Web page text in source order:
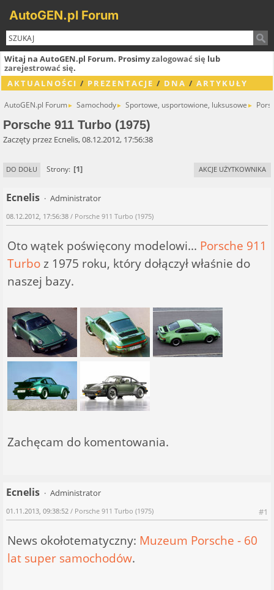
AutoGEN.pl Forum
Witaj na AutoGEN.pl Forum. Prosimyzalogować się lub
zarejestrować się.
AKTUALNOŚCI / PREZENTACJE / DNA / ARTYKUŁY
AutoGEN.pl Forum► Samochody► Sportowe, usportowione, luksusowe ►
Porsche 911 Turbo (1975)
Zaczęty przez Ecnelis, 08.12.2012, 17:56:38
DO DOŁU Strony 1 AKCJE UŻYTKOWNIKA
Ecnelis Administrator
08.12.2012, 17:56:38 / Porsche 911 Turbo (1975)
Oto wątek poświęcony modelowi... Porsche 911
Turbo z 1975 roku, który dołączył właśnie do
naszej bazy.
Zachęcam do komentowania.
Ecnelis
Administrator
#1
01.11.2013, 09:38:52 / Porsche 911 Turbo (1975)
News okołotematyczny: Muzeum Porsche - 60
lat super samochodów.